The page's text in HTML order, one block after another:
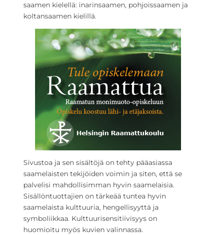
saamen kielellä: inarinsaamen, pohjoissaamen ja
koltansaamen kielillä.
Sivustoa ja sen sisältöjä on tehty pääasiassa
saamelaisten tekijöiden voimin ja siten, että se
palvelisi mahdollisimman hyvin saamelaisia.
Sisällöntuottajien on tärkeää tuntea hyvin
saamelaista kulttuuria, hengellisyyttä ja
symboliikkaa. Kulttuurisensitiivisyys on
huomioitu myös kuvien valinnassa.